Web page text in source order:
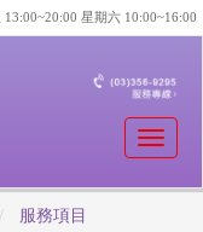
星期六 10:00~16:00
Toggle
服務項目